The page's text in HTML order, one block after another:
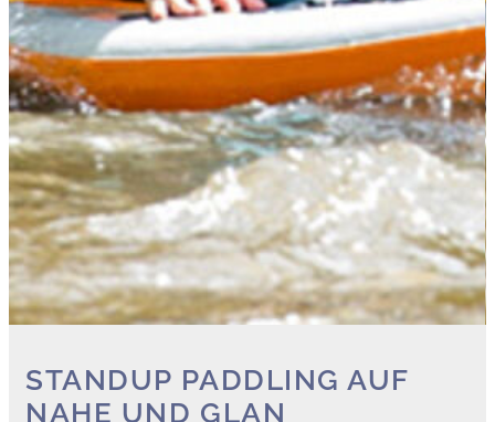
STANDUP PADDLING AUF
NAHE UND GLAN